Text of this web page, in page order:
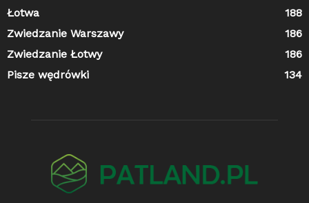
Łotwa
188
Zwiedzanie Warszawy
186
Zwiedzanie Łotwy
186
Pisze wędrówki
134